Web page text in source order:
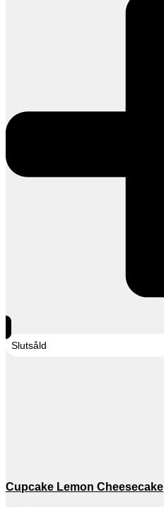
Slutsåld
Cupcake Lemon Cheesecake